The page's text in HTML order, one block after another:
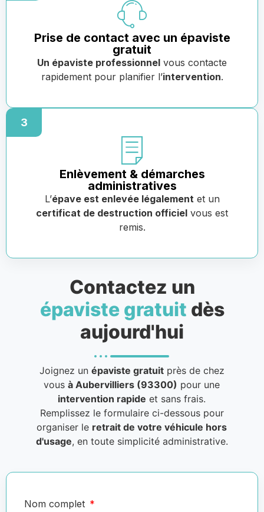
Prise de contact avec un épaviste
gratuit
Un épaviste professionnel vous contacte
rapidement pour planifier l’intervention.
3
Enlèvement & démarches
administratives
L’épave est enlevée légalement et un
certificat de destruction officiel vous est
remis.
Contactez un
épaviste gratuit dès
aujourd'hui
Joignez un épaviste gratuitprès de chez
vousà Aubervilliers (93300) pour une
intervention rapide et sans frais.
Remplissez le formulaire ci-dessous pour
organiser le retrait de votre véhicule hors
d'usage, en toute simplicité administrative.
Nom complet